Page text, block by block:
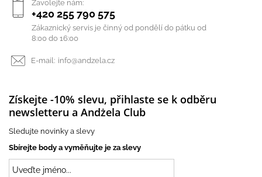
Zavolejte nám:
+420 255 790 575
Zákaznický servis je činný od pondělí do pátku od
8:00 do 16:00
E-mail: info@andzela.cz
Získejte -10% slevu, přihlaste se k odběru
newsletteru a Andżela Club
Sledujte novinky a slevy
Sbírejte body a vyměňujte je za slevy